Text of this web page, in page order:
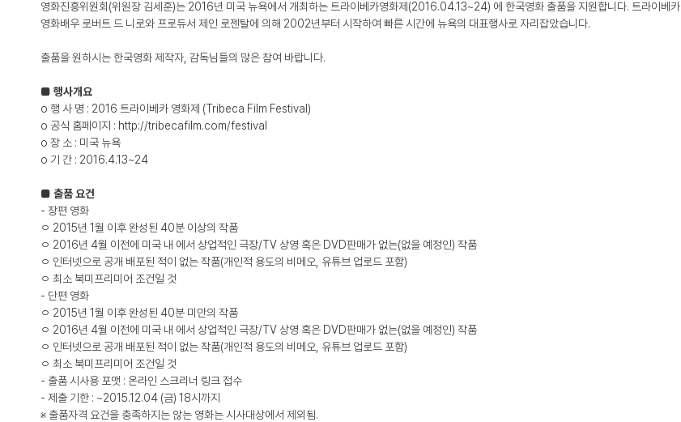
영화진흥위원회(위원장 김세훈)는 2016년 미국 뉴욕에서 개최하는 트라이베카영화제(2016.04.13~24) 에 한국영화 출품을 지원합니다. 트라이베
영화배우 로버트 드 니로와 프로듀서 제인 로젠탈에 의해 2002년부터 시작하여 빠른 시간에 뉴욕의 대표행사로 자리잡았습니다.
출품을 원하시는 한국영화 제작자, 감독님들의 많은 참여 바랍니다.
■ 행사개요
o 행 사 명 : 2016 트라이베카 영화제 (Tribeca Film Festival)
o 공식 홈페이지 : http://tribecafilm.com/festival
o 장 소 : 미국 뉴욕
o 기 간 : 2016.4.13~24
■ 출품 요건
- 장편 영화
ㅇ 2015년 1월 이후 완성된 40분 이상의 작품
ㅇ 2016년 4월 이전에 미국 내 에서 상업적인 극장/TV 상영 혹은 DVD판매가 없는(없을 예정인) 작품
ㅇ 인터넷으로 공개 배포된 적이 없는 작품(개인적 용도의 비메오, 유튜브 업로드 포함)
ㅇ 최소 북미프리미어 조건일 것
- 단편 영화
ㅇ 2015년 1월 이후 완성된 40분 미만의 작품
ㅇ 2016년 4월 이전에 미국 내 에서 상업적인 극장/TV 상영 혹은 DVD판매가 없는(없을 예정인) 작품
ㅇ 인터넷으로 공개 배포된 적이 없는 작품(개인적 용도의 비메오, 유튜브 업로드 포함)
ㅇ 최소 북미프리미어 조건일 것
- 출품 시사용 포맷 : 온라인 스크리너 링크 접수
- 제출 기한 : ~2015.12.04 (금) 18시까지
※ 출품자격 요건을 충족하지는 않는 영화는 시사대상에서 제외됨.